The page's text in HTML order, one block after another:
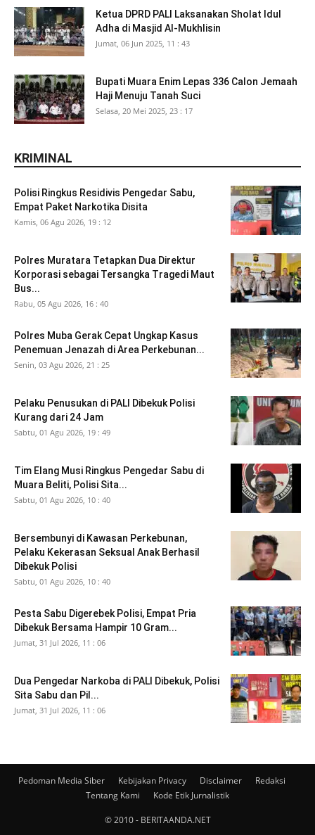
Ketua DPRD PALI Laksanakan Sholat Idul
Adha di Masjid Al-Mukhlisin
Jumat, 06 Jun 2025, 11 : 43
Bupati Muara Enim Lepas 336 Calon Jemaah
Haji Menuju Tanah Suci
Selasa, 20 Mei 2025, 23 : 17
KRIMINAL
Polisi Ringkus Residivis Pengedar Sabu,
Empat Paket Narkotika Disita
Kamis, 06 Agu 2026, 19 : 12
Polres Muratara Tetapkan Dua Direktur
Korporasi sebagai Tersangka Tragedi Maut
Bus...
Rabu, 05 Agu 2026, 16 : 40
Polres Muba Gerak Cepat Ungkap Kasus
Penemuan Jenazah di Area Perkebunan...
Senin, 03 Agu 2026, 21 : 25
Pelaku Penusukan di PALI Dibekuk Polisi
Kurang dari 24 Jam
Sabtu, 01 Agu 2026, 19 : 49
Tim Elang Musi Ringkus Pengedar Sabu di
Muara Beliti, Polisi Sita...
Sabtu, 01 Agu 2026, 10 : 40
Bersembunyi di Kawasan Perkebunan,
Pelaku Kekerasan Seksual Anak Berhasil
Dibekuk Polisi
Sabtu, 01 Agu 2026, 10 : 40
Pesta Sabu Digerebek Polisi, Empat Pria
Dibekuk Bersama Hampir 10 Gram...
Jumat, 31 Jul 2026, 11 : 06
Dua Pengedar Narkoba di PALI Dibekuk, Polisi
Sita Sabu dan Pil...
Jumat, 31 Jul 2026, 11 : 06
Pedoman Media Siber Kebijakan Privacy Disclaimer
Redaksi
Tentang Kami
Kode Etik Jurnalistik
© 2010 - BERITAANDA.NET